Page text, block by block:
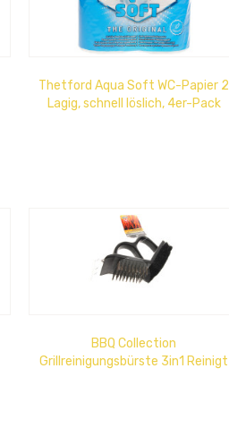
Thetford Aqua Soft WC-Papier 2
Lagig, schnell löslich, 4er-Pack
BBQ Collection
Grillreinigungsbürste 3in1 Reinigt